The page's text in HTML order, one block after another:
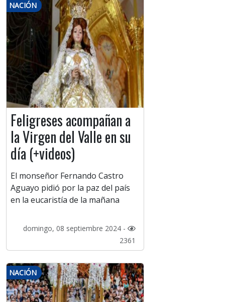
NACIÓN
Feligreses acompañan a
la Virgen del Valle en su
día (+videos)
El monseñor Fernando Castro
Aguayo pidió por la paz del país
en la eucaristía de la mañana
domingo, 08 septiembre 2024 -
2361
NACIÓN